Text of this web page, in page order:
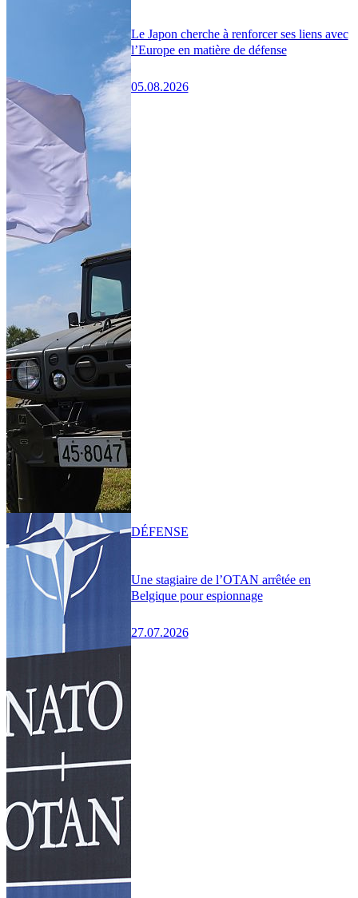
Le Japon cherche à renforcer ses liens avec
l’Europe en matière de défense
05.08.2026
Une stagiaire de l’OTAN arrêtée en
Belgique pour espionnage
27.07.2026
DÉFENSE